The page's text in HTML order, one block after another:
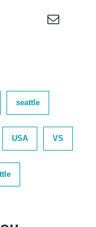
seattle
USA VS